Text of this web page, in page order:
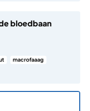
bloedbaan
macrofaaag